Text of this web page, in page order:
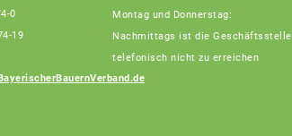
0
19
Montag und Donnerstag:
Nachmittags ist die Geschäftsstelle
telefonisch nicht zu erreichen